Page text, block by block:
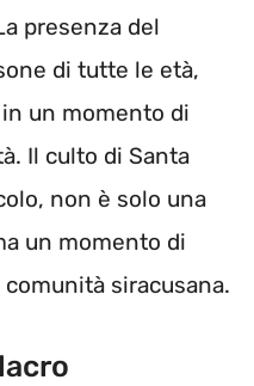
presenza del
di tutte le età,
un momento di
Il culto di Santa
non è solo una
un momento di
siracusana.